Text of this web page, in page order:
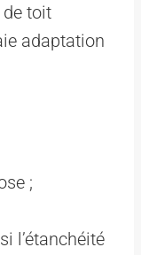
de toit
adaptation
;
si l’étanchéité